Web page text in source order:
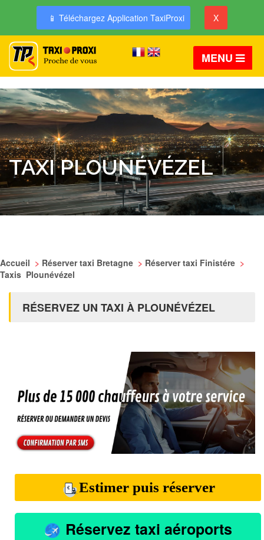
📱 Téléchargez Application TaxiProxi X
MENU
TAXI PLOUNÉVÉZEL
Accueil > Réserver taxi Bretagne > Réserver taxi Finistére >
Taxis Plounévézel
RÉSERVEZ UN TAXI À PLOUNÉVÉZEL
Estimer puis réserver
Réservez taxi aéroports